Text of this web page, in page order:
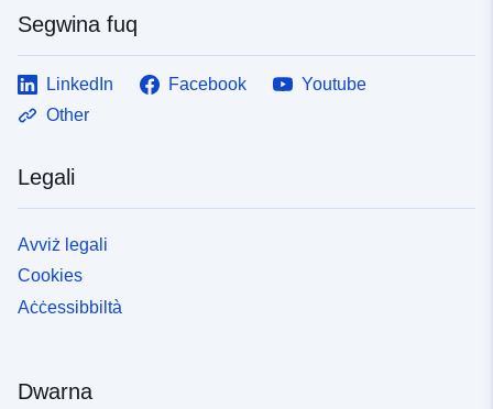
Segwina fuq
LinkedIn Facebook
Youtube
Other
Legali
Avviż legali
Cookies
Aċċessibbiltà
Dwarna